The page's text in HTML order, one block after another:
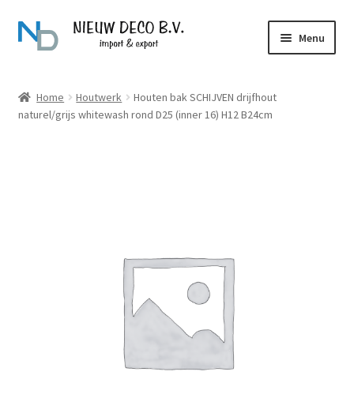
Ga
door
navigatie
Ga
naar
inhoud
Menu
Producten
Home Houtwerk
Houten bak SCHIJVEN drijfhout
naturel/grijs whitewash rond D25 (inner 16) H12 B24cm